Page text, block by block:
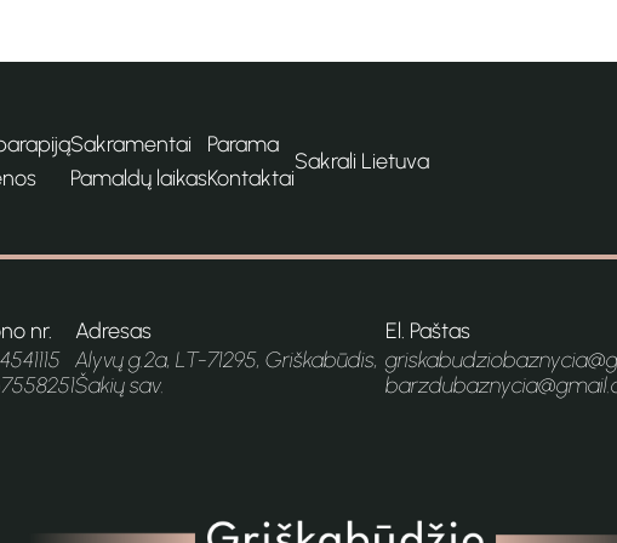
Sakramentai
Pamaldų laikas
Parama
Kontaktai
Sakrali Lietuva
nr.
Adresas
Alyvų g.2a, LT-71295, Griškabūdis,
Šakių sav.
El. Paštas